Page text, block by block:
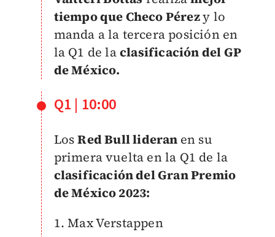
tiempo que Checo Pérezy lo
manda a la tercera posición en
la Q1 de laclasificación del GP
de México.
Q1 | 10:00
LosRed Bull lideran en su
primera vuelta en la Q1 de la
clasificación del Gran Premio
de México 2023:
1. Max Verstappen